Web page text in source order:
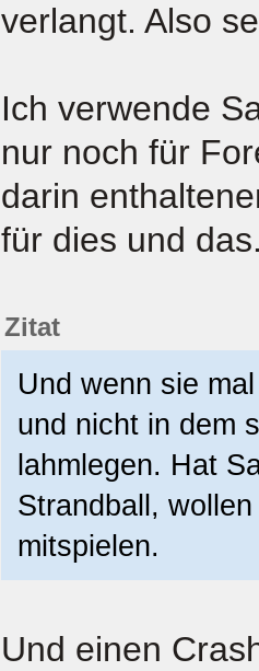
verlangt. Also
Ich verwende
nur noch für
darin
für dies und
Zitat
Und wenn sie
und nicht in dem
lahmlegen. Hat
Strandball,
mitspielen.
Und einen